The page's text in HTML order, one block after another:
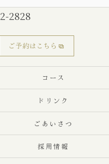
2828
ご予約はこちら
コース
ドリンク
ごあいさつ
採用情報